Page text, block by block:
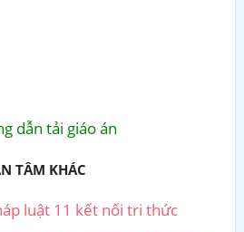
dẫn tải giáo án
TÂM KHÁC
luật 11 kết nối tri thức